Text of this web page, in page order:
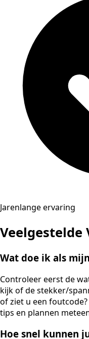
Jarenlange ervaring
Veelgestelde
Wat doe ik als
Controleer eerst de
kijk of de stekker/
of ziet u een
tips en plannen
Hoe snel kunnen